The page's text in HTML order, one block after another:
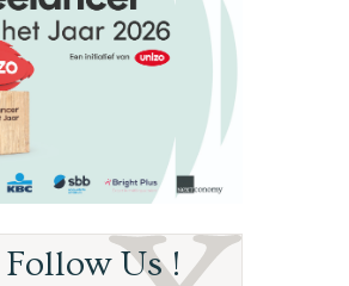
Follow Us !